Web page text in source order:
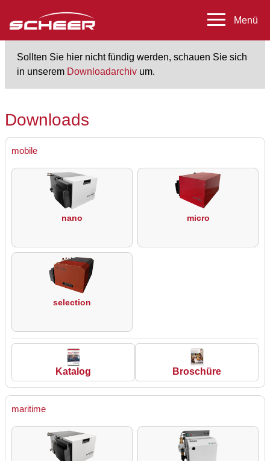
Sollten Sie hier nicht fündig werden, schauen Sie sich
in unserem Downloadarchiv um.
Downloads
mobile
nano micro
selection
Katalog Broschüre
maritime